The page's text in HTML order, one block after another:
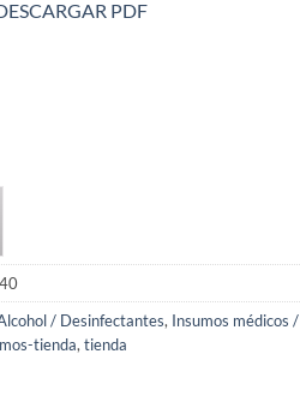
PDF
/ Desinfectantes, Insumos médicos /
tienda, tienda